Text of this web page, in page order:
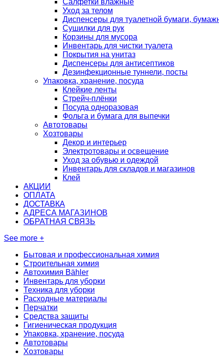
Уход за телом
Диспенсеры для туалетной бумаги,
Сушилки для рук
Корзины для мусора
Инвентарь для чистки туалета
Покрытия на унитаз
Диспенсеры для антисептиков
Дезинфекционные туннели, посты
Упаковка, хранение, посуда
Клейкие ленты
Стрейч-плёнки
Посуда одноразовая
Фольга и бумага для выпечки
Автотовары
Хозтовары
Декор и интерьер
Электротовары и освещение
Уход за обувью и одеждой
Инвентарь для складов и магазинов
Клей
АКЦИИ
ОПЛАТА
ДОСТАВКА
АДРЕСА МАГАЗИНОВ
ОБРАТНАЯ СВЯЗЬ
See more +
Бытовая и профессиональная химия
Строительная химия
Автохимия Bähler
Инвентарь для уборки
Техника для уборки
Расходные материалы
Перчатки
Средства защиты
Гигиеническая продукция
Упаковка, хранение, посуда
Автотовары
Хозтовары